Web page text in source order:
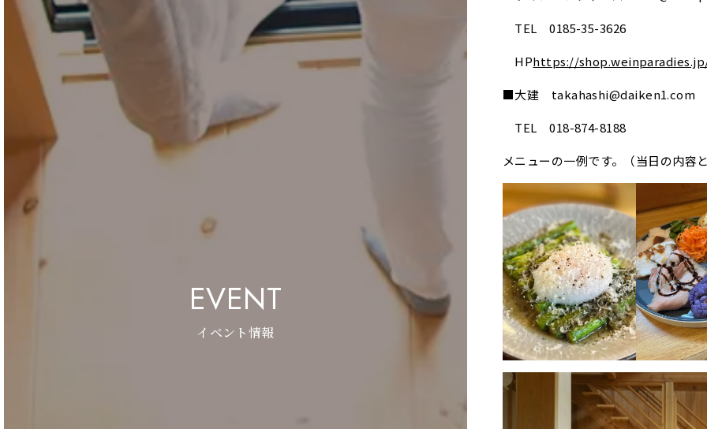
EVENT
イベント情報
TEL 0185-35-3626
HPhttps://
■大建 takahashi@daiken1.com
TEL 018-874-8188
メニューの一例です。（当日の内容